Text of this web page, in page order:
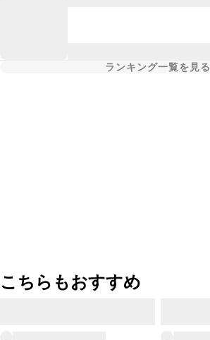
ランキング一覧を見る
こちらもおすすめ